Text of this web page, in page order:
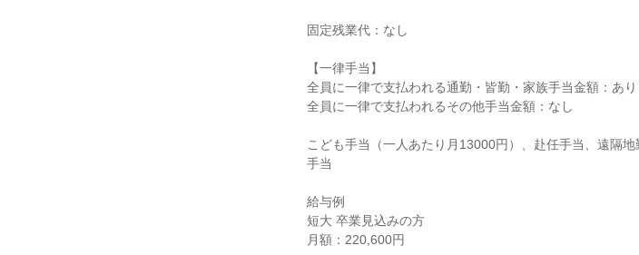
固定残業代：なし
【一律手当】
全員に一律で支払われる通勤・皆勤・家族手当金額：あり
全員に一律で支払われるその他手当金額：なし
こども手当（一人あたり月13000円）、赴任手当、遠隔
手当
給与例
短大 卒業見込みの方
月額：220,600円